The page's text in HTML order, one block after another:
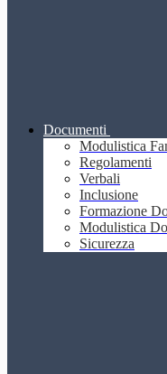
Documenti
Modulistica
Regolamenti
Verbali
Inclusione
Formazione
Modulistica
Sicurezza